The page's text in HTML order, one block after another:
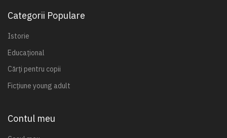
Categorii Populare
Istorie
Educațional
Cărți pentru copii
Ficțiune young adult
Contul meu